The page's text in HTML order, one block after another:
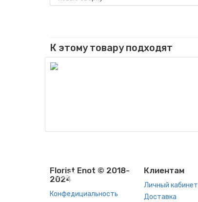
К этому товару подходят
✪ 45
Florist Enot © 2018-
2024
Конфедициальность
Клиентам
Личный кабинет
Доставка